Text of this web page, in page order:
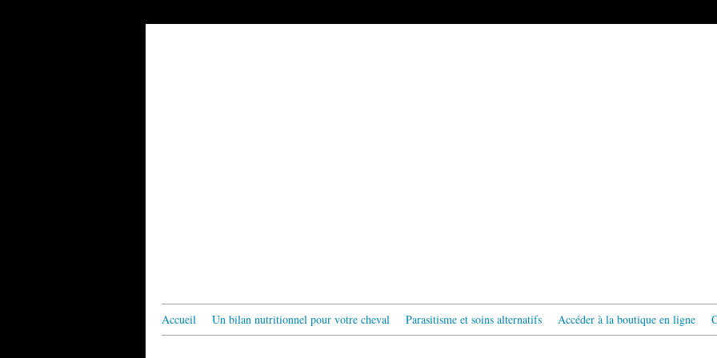
Accueil Un bilan nutritionnel pour votre cheval Parasitisme et soins alternatifs Accéder à la boutique en ligne